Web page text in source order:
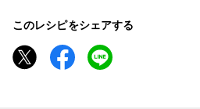
このレシピをシェアする